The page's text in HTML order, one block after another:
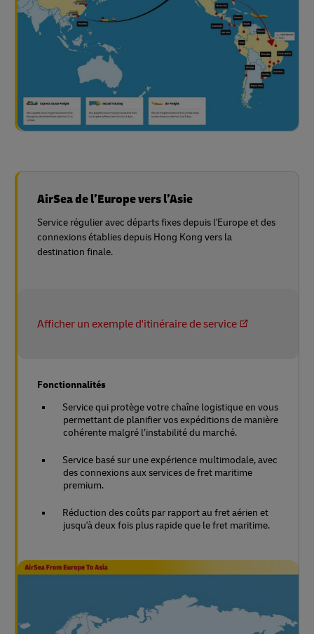
AirSea de l’Europe vers l’Asie
Service régulier avec départs fixes depuis l'Europe et des
connexions établies depuis Hong Kong vers la
destination finale.
Afficher un exemple d'itinéraire de service
Fonctionnalités
Service qui protège votre chaîne logistique en vous
permettant de planifier vos expéditions de manière
cohérente malgré l’instabilité du marché.
Service basé sur une expérience multimodale, avec
des connexions aux services de fret maritime
premium.
Réduction des coûts par rapport au fret aérien et
jusqu'à deux fois plus rapide que le fret maritime.